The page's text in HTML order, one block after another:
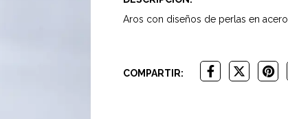
Aros con diseños de perlas en acero
COMPARTIR: